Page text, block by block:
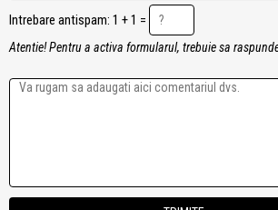
Intrebare antispam: 1 + 1 =
Atentie! Pentru a activa formularul, trebuie sa